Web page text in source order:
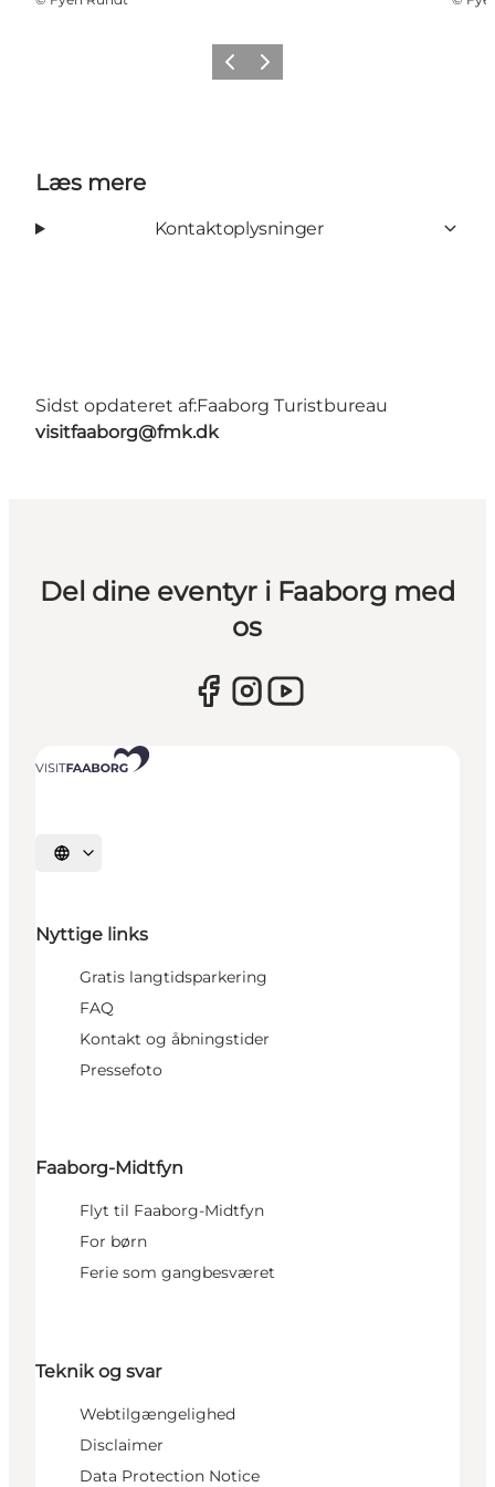
Forrige billede
Næste billede
Læs mere
Kontaktoplysninger
Sidst opdateret af:Faaborg Turistbureau
visitfaaborg@fmk.dk
Del dine eventyr i Faaborg med
os
Vælg sprog
Nyttige links
Gratis langtidsparkering
FAQ
Kontakt og åbningstider
Pressefoto
Faaborg-Midtfyn
Flyt til Faaborg-Midtfyn
For børn
Ferie som gangbesværet
Teknik og svar
Webtilgængelighed
Disclaimer
Data Protection Notice